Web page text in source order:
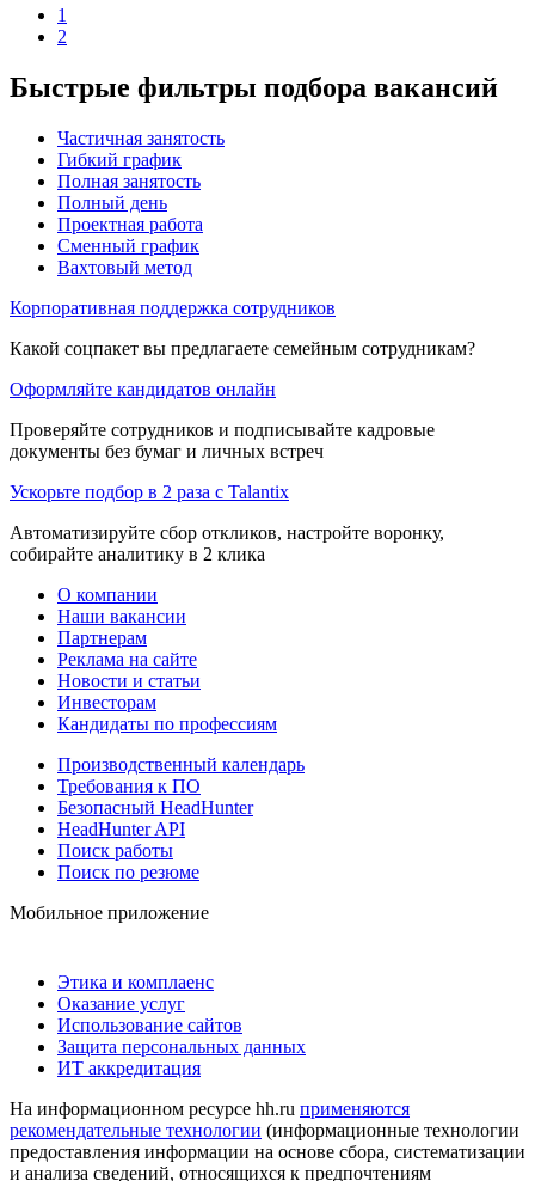
1
2
Быстрые фильтры подбора вакансий
Частичная занятость
Гибкий график
Полная занятость
Полный день
Проектная работа
Сменный график
Вахтовый метод
Корпоративная поддержка сотрудников
Какой соцпакет вы предлагаете семейным сотрудникам?
Оформляйте кандидатов онлайн
Проверяйте сотрудников и подписывайте кадровые
документы без бумаг и личных встреч
Ускорьте подбор в 2 раза с Talantix
Автоматизируйте сбор откликов, настройте воронку,
собирайте аналитику в 2 клика
О компании
Наши вакансии
Партнерам
Реклама на сайте
Новости и статьи
Инвесторам
Кандидаты по профессиям
Производственный календарь
Требования к ПО
Безопасный HeadHunter
HeadHunter API
Поиск работы
Поиск по резюме
Мобильное приложение
Этика и комплаенс
Оказание услуг
Использование сайтов
Защита персональных данных
ИТ аккредитация
На информационном ресурсе hh.ru применяются
рекомендательные технологии (информационные технологии
предоставления информации на основе сбора, систематизации
и анализа сведений, относящихся к предпочтениям